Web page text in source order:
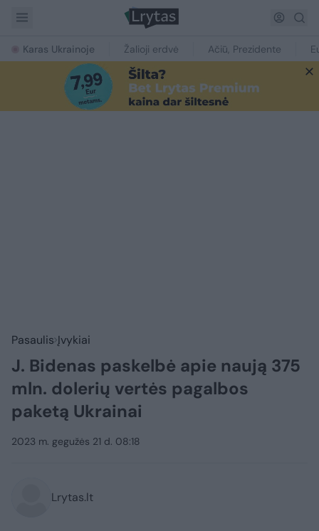
Karas Ukrainoje Žalioji erdvė Ačiū, Prezidente
Pasaulis Įvykiai
J. Bidenas paskelbė apie naują 375
mln. dolerių vertės pagalbos
paketą Ukrainai
2023 m. gegužės 21 d. 08:18
Lrytas.lt